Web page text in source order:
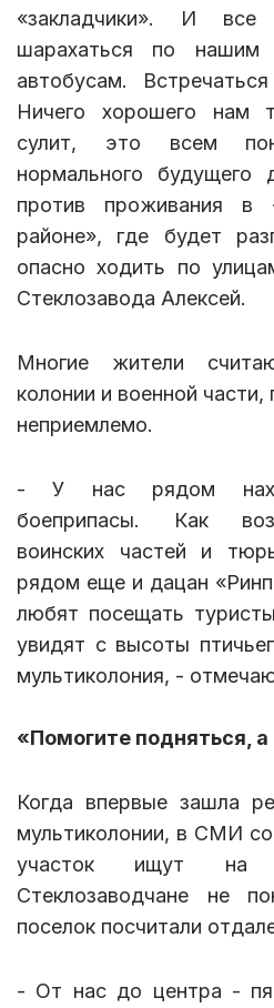
«закладчики». И
шарахаться по нашим
автобусам.
Ничего хорошего нам
сулит, это всем
нормального
против проживания в
районе», где будет
опасно ходить по
Стеклозавода Алексей.
Многие жители
колонии и военной
неприемлемо.
- У нас рядом
боеприпасы. Как
воинских частей и
рядом еще и дацан
любят посещать
увидят с высоты
мультиколония, -
«Помогите подняться, а
Когда впервые зашла
мультиколонии, в СМИ
участок ищут на
Стеклозаводчане не
поселок посчитали
- От нас до центра -